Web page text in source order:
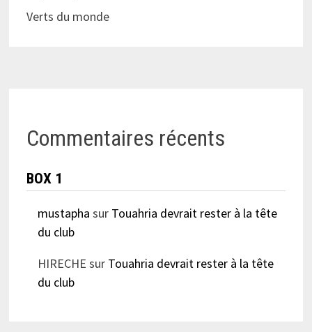
Verts du monde
Commentaires récents
BOX 1
mustapha sur Touahria devrait rester à la tête
du club
HIRECHE sur Touahria devrait rester à la tête
du club